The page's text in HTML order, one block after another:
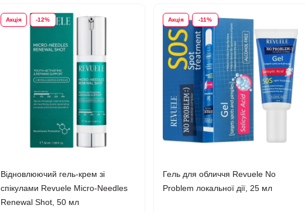
Акція -12%
Відновлюючий гель-крем зі
спікулами Revuele Micro-Needles
Renewal Shot, 50 мл
Акція -11%
Гель для обличчя Revuele No
Problem локальної дії, 25 мл